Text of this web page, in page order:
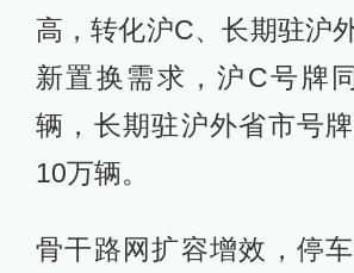
高，转化沪C、长期驻沪
新置换需求，沪C号牌
辆，长期驻沪外省市号
10万辆。
骨干路网扩容增效，停